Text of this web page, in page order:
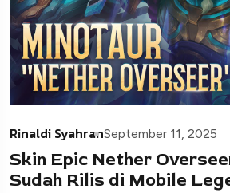
Rinaldi SyahranSeptember 11, 2025
Skin Epic Nether
Sudah Rilis di Mobile